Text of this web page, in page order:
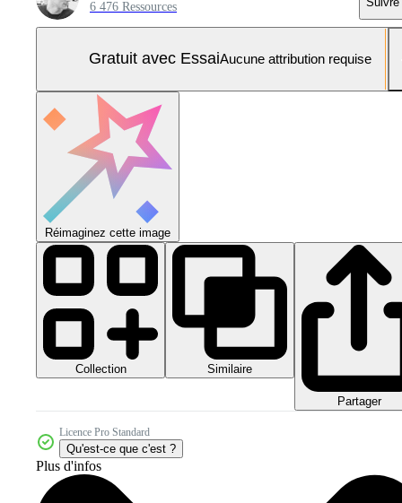
6 476 Ressources
Gratuit avec EssaiAucune attribution requise
Réimaginez cette image
Collection Similaire
Partager
Licence Pro Standard
Qu'est-ce que c'est ?
Plus d'infos